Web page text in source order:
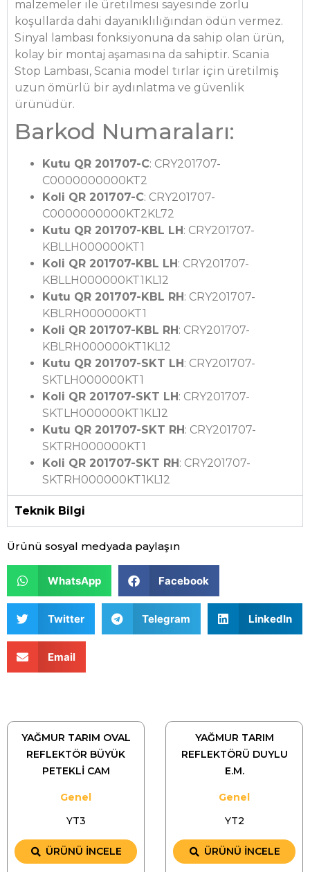
malzemeler ile üretilmesi sayesinde zorlu
koşullarda dahi dayanıklılığından ödün vermez.
Sinyal lambası fonksiyonuna da sahip olan ürün,
kolay bir montaj aşamasına da sahiptir. Scania
Stop Lambası, Scania model tırlar için üretilmiş
uzun ömürlü bir aydınlatma ve güvenlik
ürünüdür.
Barkod Numaraları:
Kutu QR 201707-C: CRY201707-
C0000000000KT2
Koli QR 201707-C: CRY201707-
C0000000000KT2KL72
Kutu QR 201707-KBL LH : CRY201707-
KBLLH000000KT1
Koli QR 201707-KBL LH : CRY201707-
KBLLH000000KT1KL12
Kutu QR 201707-KBL RH : CRY201707-
KBLRH000000KT1
Koli QR 201707-KBL RH : CRY201707-
KBLRH000000KT1KL12
Kutu QR 201707-SKT LH : CRY201707-
SKTLH000000KT1
Koli QR 201707-SKT LH : CRY201707-
SKTLH000000KT1KL12
Kutu QR 201707-SKT RH : CRY201707-
SKTRH000000KT1
Koli QR 201707-SKT RH : CRY201707-
SKTRH000000KT1KL12
Teknik Bilgi
Ürünü sosyal medyada paylaşın
WhatsApp Facebook
Twitter Telegram LinkedIn
Email
YAĞMUR TARIM OVAL
REFLEKTÖR BÜYÜK
PETEKLİ CAM
Genel
YT3
ÜRÜNÜ İNCELE
YAĞMUR TARIM
REFLEKTÖRÜ DUYLU
E.M.
Genel
YT2
ÜRÜNÜ İNCELE